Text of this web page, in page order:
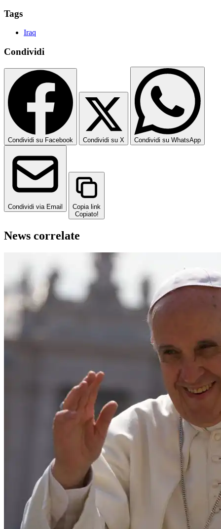
Tags
Iraq
Condividi
Condividi su Facebook Condividi su X Condividi su WhatsApp
Condividi via Email
Copia link
Copiato!
News correlate